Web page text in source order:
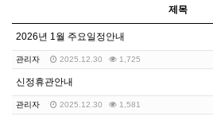
제목
2026년 1월 주요일정안내
관리자 2025.12.30 1,725
신정휴관안내
관리자 2025.12.30 1,581